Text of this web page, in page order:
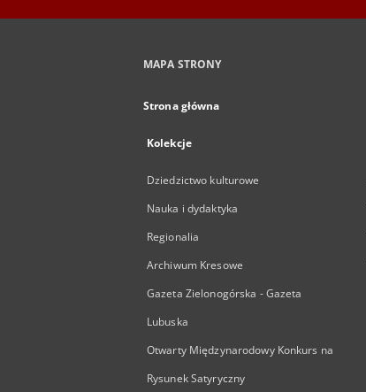
MAPA STRONY
Strona główna
Kolekcje
Dziedzictwo kulturowe
Nauka i dydaktyka
Regionalia
Archiwum Kresowe
Gazeta Zielonogórska - Gazeta
Lubuska
Otwarty Międzynarodowy Konkurs na
Rysunek Satyryczny